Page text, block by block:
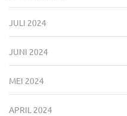
JULI 2024
JUNI 2024
MEI 2024
APRIL 2024